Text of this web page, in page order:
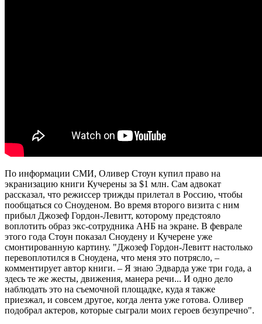
По информации СМИ, Оливер Стоун купил право на
экранизацию книги Кучерены за $1 млн. Сам адвокат
рассказал, что режиссер трижды прилетал в Россию, чтобы
пообщаться со Сноуденом. Во время второго визита с ним
прибыл Джозеф Гордон-Левитт, которому предстояло
воплотить образ экс-сотрудника АНБ на экране. В феврале
этого года Стоун показал Сноудену и Кучерене уже
смонтированную картину. "Джозеф Гордон-Левитт настолько
перевоплотился в Сноудена, что меня это потрясло, –
комментирует автор книги. – Я знаю Эдварда уже три года, а
здесь те же жесты, движения, манера речи... И одно дело
наблюдать это на съемочной площадке, куда я также
приезжал, и совсем другое, когда лента уже готова. Оливер
подобрал актеров, которые сыграли моих героев безупречно".